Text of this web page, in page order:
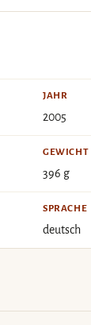
JAHR
2005
GEWICHT
396 g
SPRACHE
deutsch